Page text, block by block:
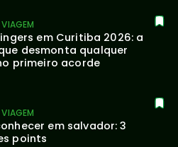
em Curitiba 2026: a
desmonta qualquer
primeiro acorde
em salvador: 3
points